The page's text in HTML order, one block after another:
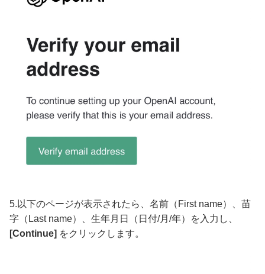
5.以下のページが表示されたら、名前（First name）、苗
字（Last name）、生年月日（日付/月/年）を入力し、
[Continue] をクリックします。